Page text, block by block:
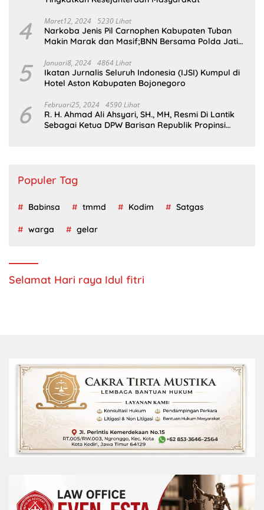
4 Maret12, 2024 5230 Lihat
Narkoba Jenis Pil Carnophen Kabupaten Tuban
Makin Marak dan Masif;BNN Bersama Polda Jatim
5 Januari8, 2024 4864 Lihat
Ikatan Jurnalis Seluruh Indonesia (IJSI) Kumpul di
Hotel Aston Kabupaten Bojonegoro
6 Februari25, 2024 4590 Lihat
R. H. Ahmad Ali Ahsyari, SH., MH, Resmi Di Lantik
Sebagai Ketua DPW Barisan Republik Propinsi
Populer Tag
Babinsa tmmd Kodim Satgas
warga gelar
Selamat Hari raya Idul fitri